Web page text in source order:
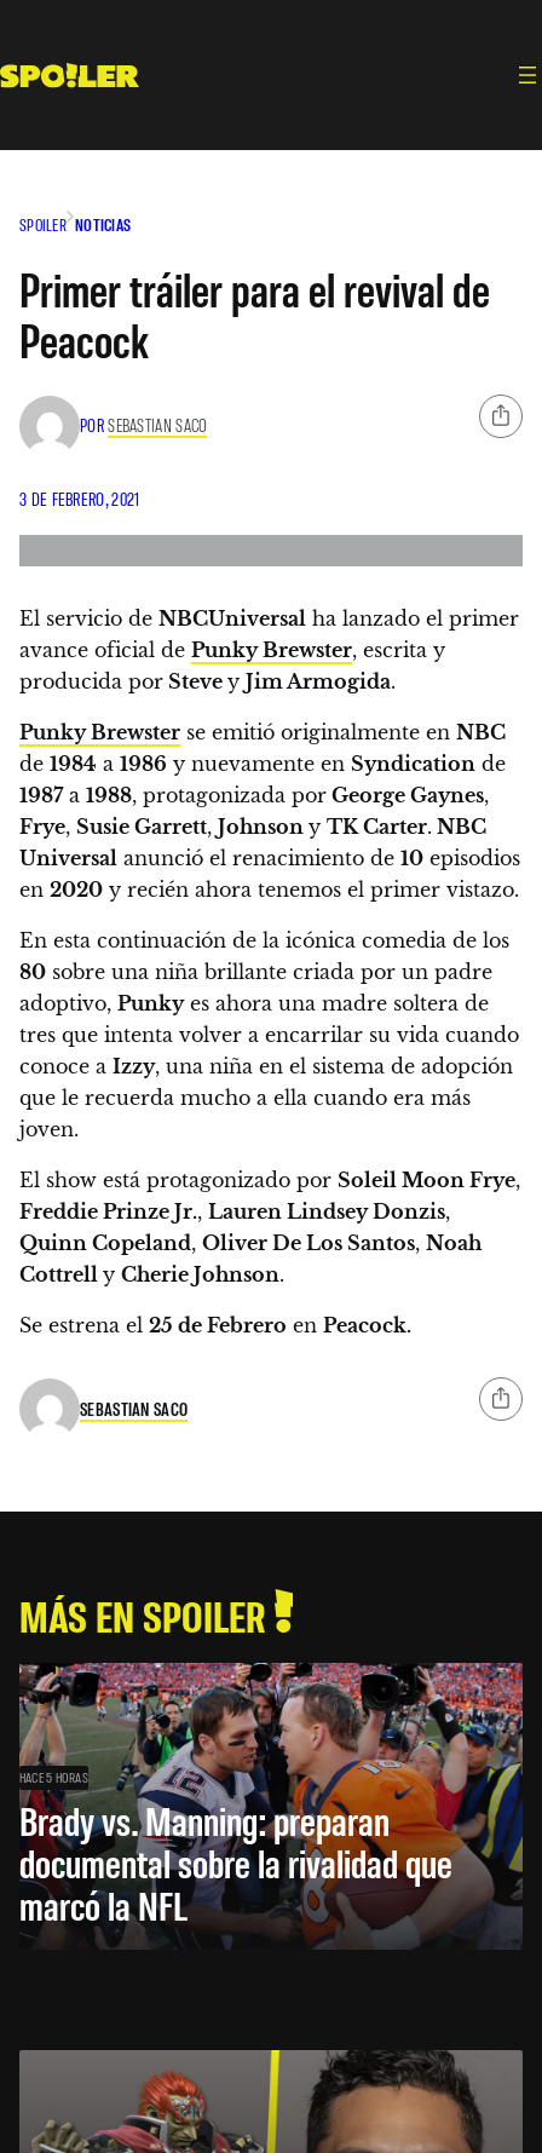
contenido
SPOILER NOTICIAS
Primer tráiler para el revival de
Peacock
PORSEBASTIAN SACO
3 DE FEBRERO, 2021
El servicio de NBCUniversal ha lanzado el primer
avance oficial de Punky Brewster, escrita y
producida por Steve y Jim Armogida.
Punky Brewster se emitió originalmente en NBC
de 1984 a 1986 y nuevamente en Syndication de
1987a 1988, protagonizada por George Gaynes,
Frye, Susie Garrett, Johnson y TK Carter. NBC
Universal anunció el renacimiento de 10 episodios
en 2020 y recién ahora tenemos el primer vistazo.
En esta continuación de la icónica comedia de los
80 sobre una niña brillante criada por un padre
adoptivo, Punkyes ahora una madre soltera de
tres que intenta volver a encarrilar su vida cuando
conoce a Izzy, una niña en el sistema de adopción
que le recuerda mucho a ella cuando era más
joven.
El show está protagonizado por Soleil Moon Frye,
Freddie Prinze Jr., Lauren Lindsey Donzis,
Quinn Copeland, Oliver De Los Santos, Noah
Cottrell y Cherie Johnson.
Se estrena el 25 de Febrero en Peacock.
SEBASTIAN SACO
MÁS EN SPOILER
HACE 5 HORAS
Brady vs. Manning: preparan
documental sobre la rivalidad que
marcó la NFL